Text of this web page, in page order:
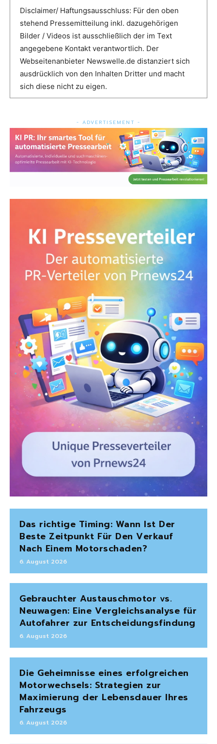
Disclaimer/ Haftungsausschluss: Für den oben
stehend Pressemitteilung inkl. dazugehörigen
Bilder / Videos ist ausschließlich der im Text
angegebene Kontakt verantwortlich. Der
Webseitenanbieter Newswelle.de distanziert sich
ausdrücklich von den Inhalten Dritter und macht
sich diese nicht zu eigen.
- ADVERTISEMENT -
Das richtige Timing: Wann Ist Der
Beste Zeitpunkt Für Den Verkauf
Nach Einem Motorschaden?
6. August 2026
Gebrauchter Austauschmotor vs.
Neuwagen: Eine Vergleichsanalyse für
Autofahrer zur Entscheidungsfindung
6. August 2026
Die Geheimnisse eines erfolgreichen
Motorwechsels: Strategien zur
Maximierung der Lebensdauer Ihres
Fahrzeugs
6. August 2026